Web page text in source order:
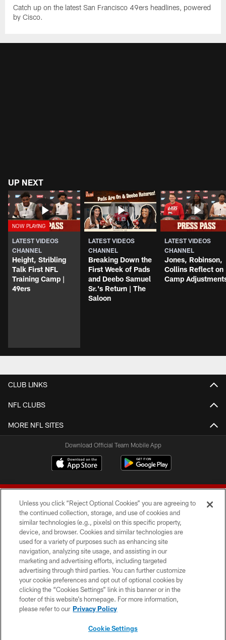
Catch up on the latest San Francisco 49ers headlines, powered
by Cisco.
UP NEXT
LATEST VIDEOS
CHANNEL
Height, Stribling
Talk First NFL
Training Camp |
49ers
LATEST VIDEOS
CHANNEL
Breaking Down the
First Week of Pads
and Deebo Samuel
Sr.'s Return | The
Saloon
LATEST VIDEOS
CHANNEL
Jones, Robinson,
Collins Reflect on
Camp
CLUB LINKS
NFL CLUBS
MORE NFL SITES
Download Official Team Mobile App
© 2026 Forty Niners Football Company LLC
TERMS AND CONDITIONS
PRIVACY POLICY
ACCESSIBILITY
CONTACT US
Unless you click “Reject Optional Cookies” you are agreeing to
the continued collection, storage, and use of cookies and
similar technologies (e.g., pixels) on this specific property,
device, and browser. Cookies and similar technologies are
used for a variety of purposes such as enhancing site
navigation, analyzing site usage, and assisting in our
marketing and advertising efforts, including targeted
advertising through third parties. You can further customize
your cookie preferences and opt out of optional cookies by
clicking the “Cookies Settings” link in this banner or in the
footer of this website’s homepage. For more information,
please refer to our Privacy Policy
Cookie Settings